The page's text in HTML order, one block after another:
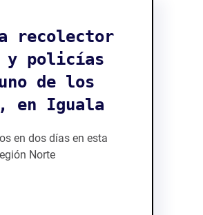
recolector
y policías
de los
en Iguala
en dos días en esta
Norte